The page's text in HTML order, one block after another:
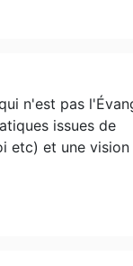
n'est pas
issues de
etc) et une vision